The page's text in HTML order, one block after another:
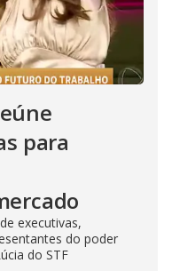
para
executivas,
do poder
do STF